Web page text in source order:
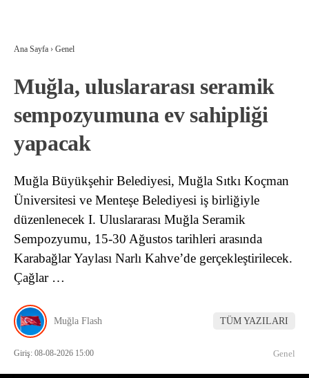
Ana Sayfa › Genel
Muğla, uluslararası seramik
sempozyumuna ev sahipliği
yapacak
Muğla Büyükşehir Belediyesi, Muğla Sıtkı Koçman
Üniversitesi ve Menteşe Belediyesi iş birliğiyle
düzenlenecek I. Uluslararası Muğla Seramik
Sempozyumu, 15-30 Ağustos tarihleri arasında
Karabağlar Yaylası Narlı Kahve’de gerçekleştirilecek.
Çağlar …
Muğla Flash TÜM YAZILARI
Giriş: 08-08-2026 15:00 Genel